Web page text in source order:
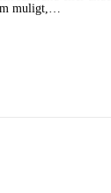
muligt,…